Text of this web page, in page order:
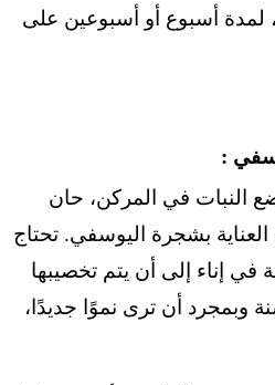
لمدة أسبوع أو أسبوعين على
:
النبات في المركن، حان
بشجرة اليوسفي. تحتاج
في إناء إلى أن يتم تخصيبها
وبمجرد أن ترى نموًا جديدًا،